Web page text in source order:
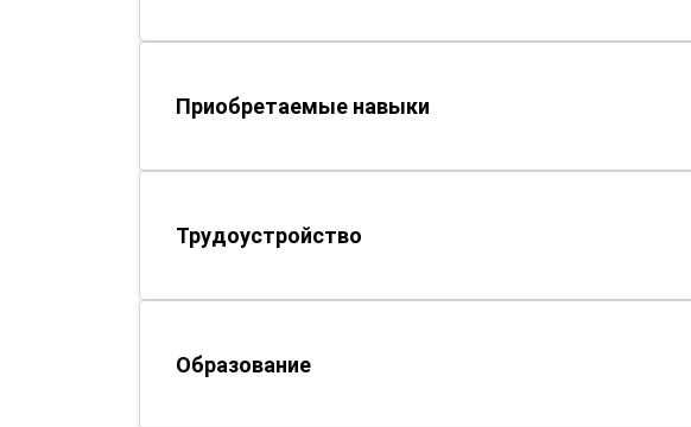
Приобретаемые навыки
Трудоустройство
Образование